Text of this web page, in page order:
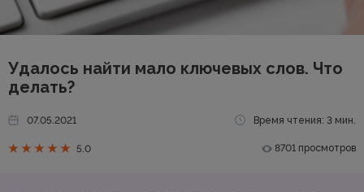
Удалось найти мало ключевых слов. Что
делать?
07.05.2021 Время чтения: 3 мин.
5.0 8701 просмотров